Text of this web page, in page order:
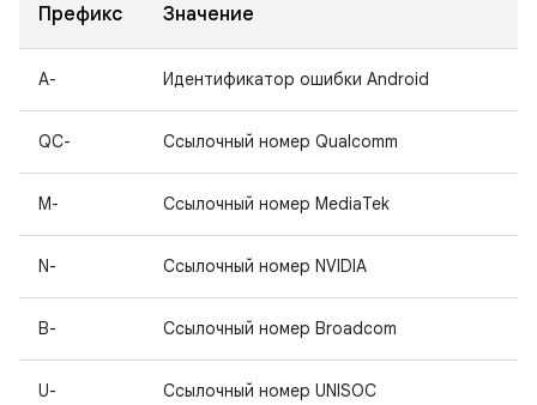
Префикс Значение
A- Идентификатор ошибки Android
QC- Ссылочный номер Qualcomm
M- Ссылочный номер MediaTek
N- Ссылочный номер NVIDIA
B- Ссылочный номер Broadcom
U- Ссылочный номер UNISOC